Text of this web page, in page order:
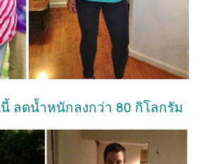
ลดน้ำหนักลงกว่า 80 กิโลกรัม